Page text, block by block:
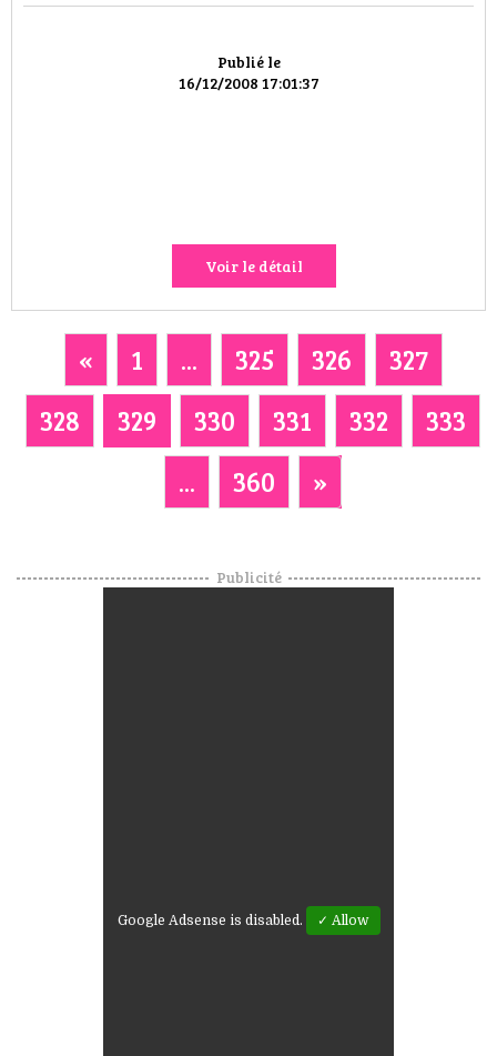
Publié le
16/12/2008 17:01:37
Voir le détail
« 1 ... 325 326
327
328
329 330 331 332
333
...
360 »
Publicité
Google Adsense is disabled. ✓ Allow